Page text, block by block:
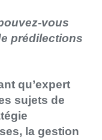
vous
prédilections
qu’expert
sujets de
la gestion